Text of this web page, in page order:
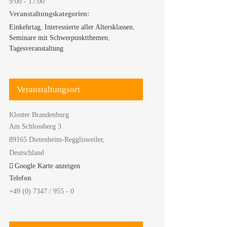
Veranstaltungskategorien:
Einkehrtag, Interessierte aller Altersklassen,
Seminare mit Schwerpunktthemen,
Tagesveranstaltung
Veranstaltungsort
Kloster Brandenburg
Am Schlossberg 3
89165 Dietenheim-Regglisweiler,
Deutschland
Google Karte anzeigen
Telefon
+49 (0) 7347 / 955 - 0